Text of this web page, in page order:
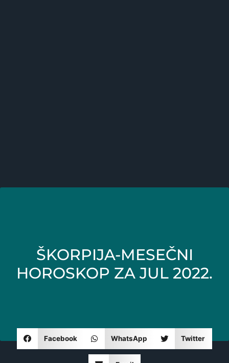
ŠKORPIJA-MESEČNI
HOROSKOP ZA JUL 2022.
Facebook WhatsApp Twitter